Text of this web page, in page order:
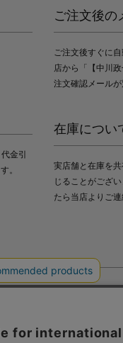
金引
。
ご注文後の
ご注文後すぐに
店から「【中川
注文確認メール
在庫につい
実店舗と在庫を
じることがござ
たら当店よりご連